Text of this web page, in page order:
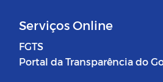
Serviços Online
FGTS
Portal da Transparência do